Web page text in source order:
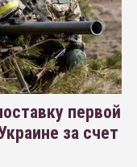
первой
за счет